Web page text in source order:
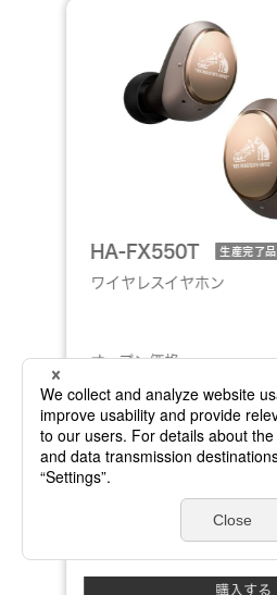
HA-FX550T 生産完了品
ワイヤレスイヤホン
オープン価格
シルクがもたらす音の革新
圧倒的コンパクトサイズ
完全ワイヤレスイヤホン
購入する